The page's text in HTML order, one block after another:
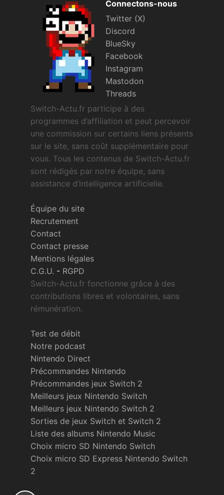
Connectons-nous
Twitter (X)
Discord
BlueSky
Facebook
Instagram
Mastodon
Threads
Switch-Actu.fr participe à des
programmes d’affiliation et peut percevoir
une commission sur certains liens présents
sur le site, sans coût supplémentaire pour
vous. Tous les contenus de Switch-Actu.fr
sont rédigés par notre équipe, sans
assistance d’intelligence artificielle.
Équipe du site
Recrutement
Contact
Contact presse
Mentions légales
C.G.U. - RGPD
Switch-Actu.fr fonctionne grâce à des
contributions libres et volontaires, sans
rémunération.
Test de débit
Notre podcast
Nintendo Direct
Précommandes Nintendo
Précommandes jeux Switch 2
Meilleurs jeux Nintendo Switch
Meilleurs jeux Nintendo Switch 2
Sorties de jeux Switch et Switch 2
Liste des albums Nintendo Music
Choix micro SD Nintendo Switch
Choix micro SD Express Nintendo Switch
2